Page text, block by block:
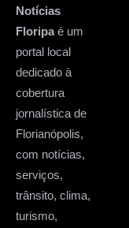
Notícias
Floripaé um
portal local
dedicado à
cobertura
jornalística de
Florianópolis,
com notícias,
serviços,
trânsito, clima,
turismo,